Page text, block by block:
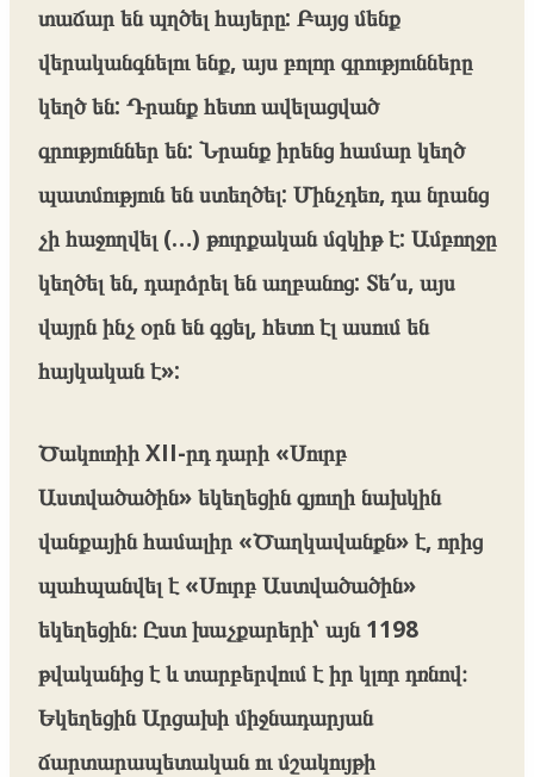
տաճար են պղծել հայերը: Բայց մենք
վերականգնելու ենք, այս բոլոր գրությունները
կեղծ են: Դրանք հետո ավելացված
գրություններ են: Նրանք իրենց համար կեղծ
պատմություն են ստեղծել: Մինչդեռ, դա նրանց
չի հաջողվել (…) թուրքական մզկիթ է: Ամբողջը
կեղծել են, դարձրել են աղբանոց: Տե՛ս, այս
վայրն ինչ օրն են գցել, հետո էլ ասում են
հայկական է»:
Ծակուռիի XII-րդ դարի «Սուրբ
Աստվածածին» եկեղեցին գյուղի նախկին
վանքային համալիր «Ծաղկավանքն» է, որից
պահպանվել է «Սուրբ Աստվածածին»
եկեղեցին։ Ըստ խաչքարերի՝ այն 1198
թվականից է և տարբերվում է իր կլոր դռնով։
Եկեղեցին Արցախի միջնադարյան
ճարտարապետական ու մշակույթի